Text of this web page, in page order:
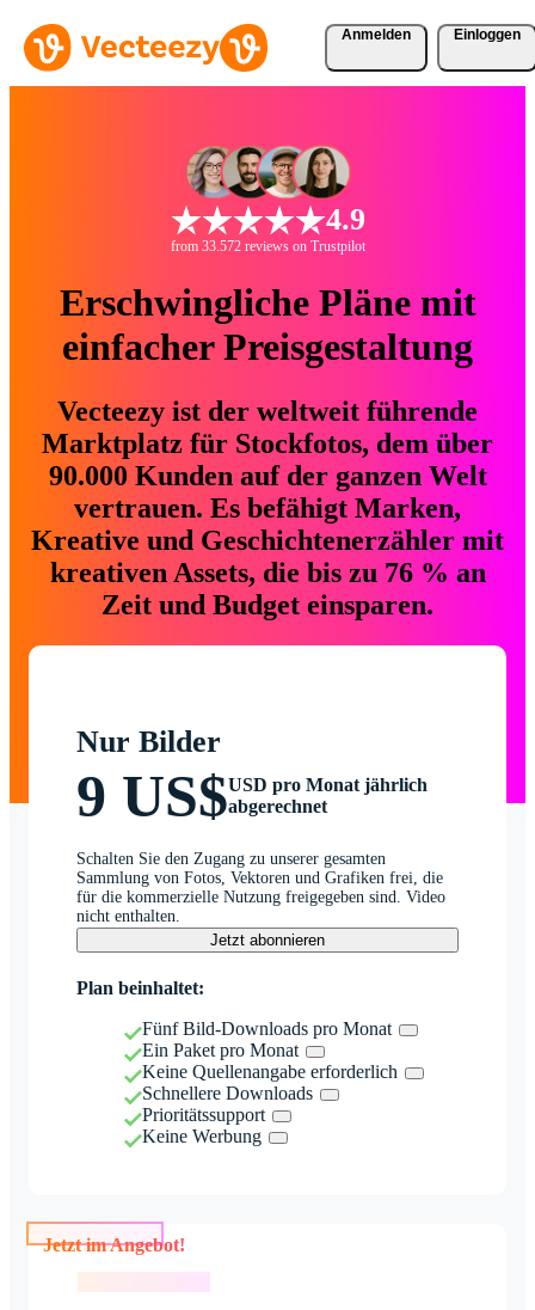
Anmelden Einloggen
4.9
from 33.572 reviews on Trustpilot
Erschwingliche Pläne mit
einfacher Preisgestaltung
Vecteezy ist der weltweit führende
Marktplatz für Stockfotos, dem über
90.000 Kunden auf der ganzen Welt
vertrauen. Es befähigt Marken,
Kreative und Geschichtenerzähler mit
kreativen Assets, die bis zu 76 % an
Zeit und Budget einsparen.
Nur Bilder
9 US$USD pro Monat jährlich
abgerechnet
Schalten Sie den Zugang zu unserer gesamten
Sammlung von Fotos, Vektoren und Grafiken frei, die
für die kommerzielle Nutzung freigegeben sind. Video
nicht enthalten.
Jetzt abonnieren
Plan beinhaltet:
Fünf Bild-Downloads pro Monat
Ein Paket pro Monat
Keine Quellenangabe erforderlich
Schnellere Downloads
Prioritätssupport
Keine Werbung
Jetzt im Angebot!